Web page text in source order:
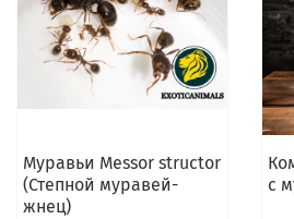
Муравьи Messor structor
(Степной муравей-
жнец)
с